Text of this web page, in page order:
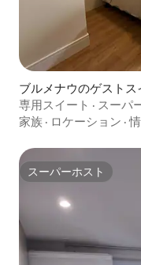
ブルメナウのゲストス
専用スイート · スーパ
家族 · ロケーション ·
スーパーホスト
スーパーホスト